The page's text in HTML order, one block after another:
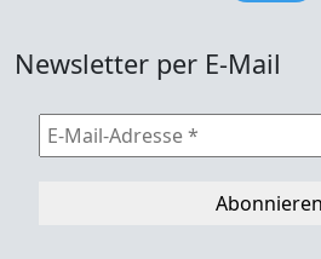
Newsletter per E-Mail